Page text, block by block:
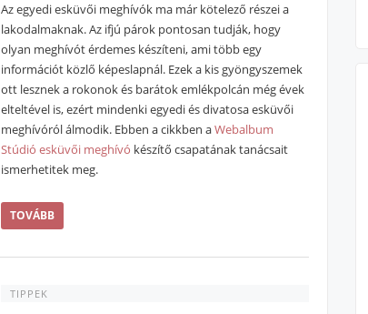
Az egyedi esküvői meghívók ma már kötelező részei a
lakodalmaknak. Az ifjú párok pontosan tudják, hogy
olyan meghívót érdemes készíteni, ami több egy
információt közlő képeslapnál. Ezek a kis gyöngyszemek
ott lesznek a rokonok és barátok emlékpolcán még évek
elteltével is, ezért mindenki egyedi és divatosa esküvői
meghívóról álmodik. Ebben a cikkben aWebalbum
Stúdió esküvői meghívó készítő csapatának tanácsait
ismerhetitek meg.
TOVÁBB
TIPPEK